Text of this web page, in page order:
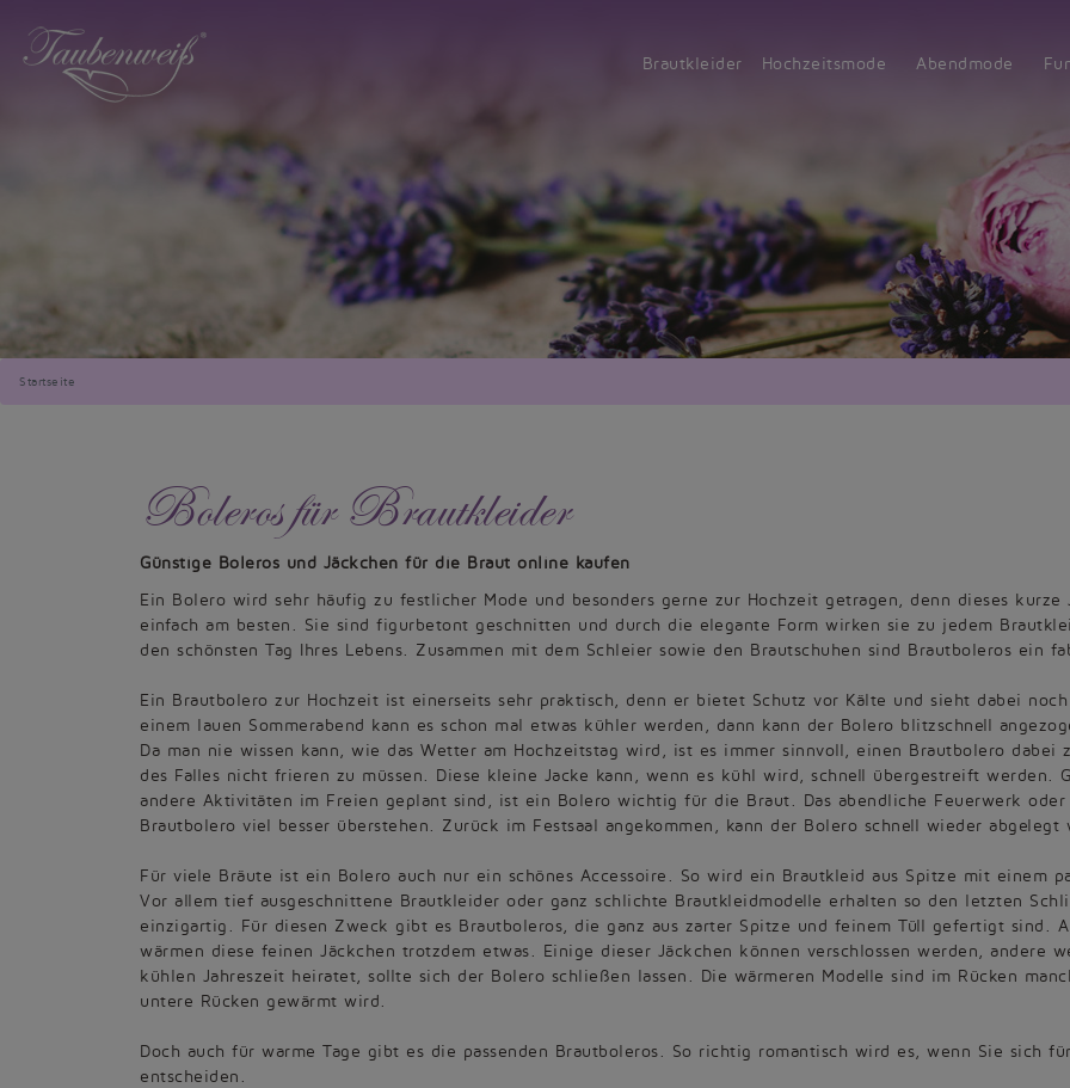
Brautkleider Hochzeitsmode Abendmode
Startseite
Boleros für Brautkleider
Günstige Boleros und Jäckchen für die Braut online kaufen
Ein Bolero wird sehr häufig zu festlicher Mode und besonders gerne zur Hochzeit getragen, denn dieses
einfach am besten. Sie sind figurbetont geschnitten und durch die elegante Form wirken sie zu jedem
den schönsten Tag Ihres Lebens. Zusammen mit dem Schleier sowie den Brautschuhen sind Brautboleros ein
Ein Brautbolero zur Hochzeit ist einerseits sehr praktisch, denn er bietet Schutz vor Kälte und sieht dabei
einem lauen Sommerabend kann es schon mal etwas kühler werden, dann kann der Bolero blitzschnell
Da man nie wissen kann, wie das Wetter am Hochzeitstag wird, ist es immer sinnvoll, einen Brautbolero
des Falles nicht frieren zu müssen. Diese kleine Jacke kann, wenn es kühl wird, schnell übergestreift werden.
andere Aktivitäten im Freien geplant sind, ist ein Bolero wichtig für die Braut. Das abendliche Feuerwerk
Brautbolero viel besser überstehen. Zurück im Festsaal angekommen, kann der Bolero schnell wieder abgelegt
Für viele Bräute ist ein Bolero auch nur ein schönes Accessoire. So wird ein Brautkleid aus Spitze mit einem
Vor allem tief ausgeschnittene Brautkleider oder ganz schlichte Brautkleidmodelle erhalten so den letzten
einzigartig. Für diesen Zweck gibt es Brautboleros, die ganz aus zarter Spitze und feinem Tüll gefertigt sind.
wärmen diese feinen Jäckchen trotzdem etwas. Einige dieser Jäckchen können verschlossen werden, andere
kühlen Jahreszeit heiratet, sollte sich der Bolero schließen lassen. Die wärmeren Modelle sind im Rücken
untere Rücken gewärmt wird.
Doch auch für warme Tage gibt es die passenden Brautboleros. So richtig romantisch wird es, wenn Sie sich
entscheiden.